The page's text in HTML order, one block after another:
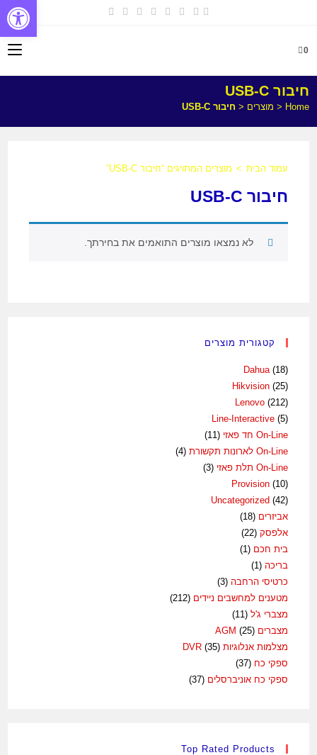
0
חיבור USB-C
Home
< מוצרים < חיבור USB-C
עמוד הבית > מוצרים המתויגים “חיבור USB-C”
חיבור USB-C
לא נמצאו מוצרים התואמים את בחירתך.
קטגורית מוצרים
Dahua (18)
Hikvision (25)
Lenovo (212)
Line-Interactive (5)
On-Line חד פאזי
(11)
On-Line לארונות תקשורת
(4)
On-Line תלת פאזי
(3)
Provision (10)
Uncategorized (42)
אביזרים (18)
אלפסק (22)
בית חכם (1)
בריכה (1)
כרטיסי הרחבה (3)
מטענים למחשבים ניידים (212)
מצברי ג'ל (11)
מצברים AGM(25)
מצלמות אנלוגיות DVR(35)
ספקי כח (37)
ספקי כח אוניברסלים (37)
Top Rated Products